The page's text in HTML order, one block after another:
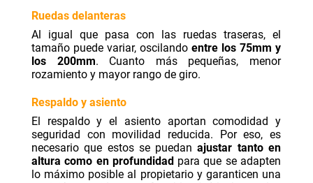
Ruedas delanteras
Al igual que pasa con las ruedas traseras, el
tamaño puede variar, oscilando entre los 75mm y
los 200mm. Cuanto más pequeñas, menor
rozamiento y mayor rango de giro.
Respaldo y asiento
El respaldo y el asiento aportan comodidad y
seguridad con movilidad reducida. Por eso, es
necesario que estos se puedanajustar tanto en
altura como en profundidadpara que se adapten
lo máximo posible al propietario y garanticen una